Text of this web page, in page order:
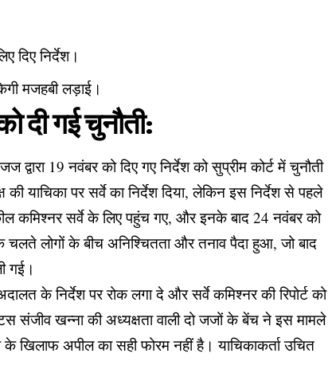
दिए निर्देश।
मजहबी लड़ाई।
दी गई चुनौती:
19 नवंबर को दिए गए निर्देश को सुप्रीम कोर्ट में चुनौती
याचिका पर सर्वे का निर्देश दिया, लेकिन इस निर्देश से पहले
कमिश्नर सर्वे के लिए पहुंच गए, और इनके बाद 24 नवंबर को
लोगों के बीच अनिश्चितता और तनाव पैदा हुआ, जो बाद
गई।
के निर्देश पर रोक लगा दे और सर्वे कमिश्नर की रिपोर्ट को
संजीव खन्ना की अध्यक्षता वाली दो जजों के बेंच ने इस मामले
अपील का सही फोरम नहीं है। याचिकाकर्ता उचित